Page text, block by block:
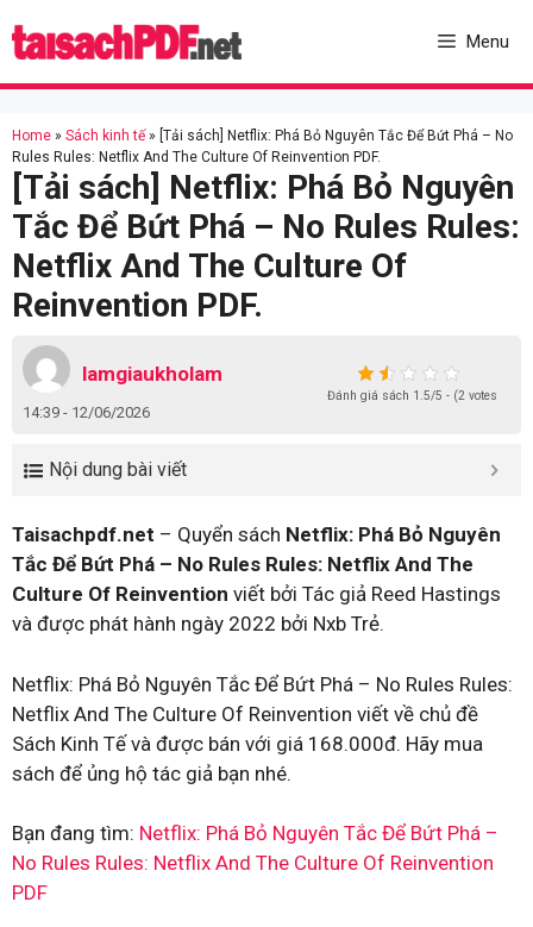
to
Menu
Home » Sách kinh tế » [Tải sách] Netflix: Phá Bỏ Nguyên Tắc Để Bứt Phá – No
Rules Rules: Netflix And The Culture Of Reinvention PDF.
[Tải sách] Netflix: Phá Bỏ Nguyên
Tắc Để Bứt Phá – No Rules Rules:
Netflix And The Culture Of
Reinvention PDF.
lamgiaukholam
14:39 - 12/06/2026
Đánh giá sách 1.5/5 - (2 votes
Nội dung bài viết
Taisachpdf.net – Quyển sách Netflix: Phá Bỏ Nguyên
Tắc Để Bứt Phá – No Rules Rules: Netflix And The
Culture Of Reinvention viết bởi Tác giả Reed Hastings
và được phát hành ngày 2022 bởi Nxb Trẻ.
Netflix: Phá Bỏ Nguyên Tắc Để Bứt Phá – No Rules Rules:
Netflix And The Culture Of Reinvention viết về chủ đề
Sách Kinh Tế và được bán với giá 168.000đ. Hãy mua
sách để ủng hộ tác giả bạn nhé.
Bạn đang tìm: Netflix: Phá Bỏ Nguyên Tắc Để Bứt Phá –
No Rules Rules: Netflix And The Culture Of Reinvention
PDF